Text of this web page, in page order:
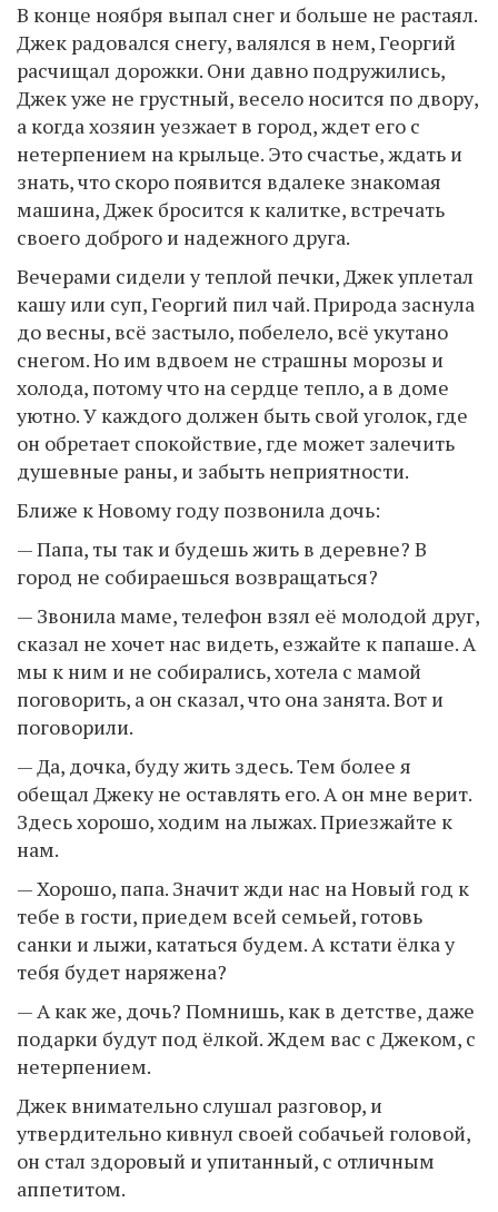
В конце ноября выпал снег и больше не растаял.
Джек радовался снегу, валялся в нем, Георгий
расчищал дорожки. Они давно подружились,
Джек уже не грустный, весело носится по двору,
а когда хозяин уезжает в город, ждет его с
нетерпением на крыльце. Это счастье, ждать и
знать, что скоро появится вдалеке знакомая
машина, Джек бросится к калитке, встречать
своего доброго и надежного друга.
Вечерами сидели у теплой печки, Джек уплетал
кашу или суп, Георгий пил чай. Природа заснула
до весны, всё застыло, побелело, всё укутано
снегом. Но им вдвоем не страшны морозы и
холода, потому что на сердце тепло, а в доме
уютно. У каждого должен быть свой уголок, где
он обретает спокойствие, где может залечить
душевные раны, и забыть неприятности.
Ближе к Новому году позвонила дочь:
— Папа, ты так и будешь жить в деревне? В
город не собираешься возвращаться?
— Звонила маме, телефон взял её молодой друг,
сказал не хочет нас видеть, езжайте к папаше. А
мы к ним и не собирались, хотела с мамой
поговорить, а он сказал, что она занята. Вот и
поговорили.
— Да, дочка, буду жить здесь. Тем более я
обещал Джеку не оставлять его. А он мне верит.
Здесь хорошо, ходим на лыжах. Приезжайте к
нам.
— Хорошо, папа. Значит жди нас на Новый год к
тебе в гости, приедем всей семьей, готовь
санки и лыжи, кататься будем. А кстати ёлка у
тебя будет наряжена?
— А как же, дочь? Помнишь, как в детстве, даже
подарки будут под ёлкой. Ждем вас с Джеком, с
нетерпением.
Джек внимательно слушал разговор, и
утвердительно кивнул своей собачьей головой,
он стал здоровый и упитанный, с отличным
аппетитом.